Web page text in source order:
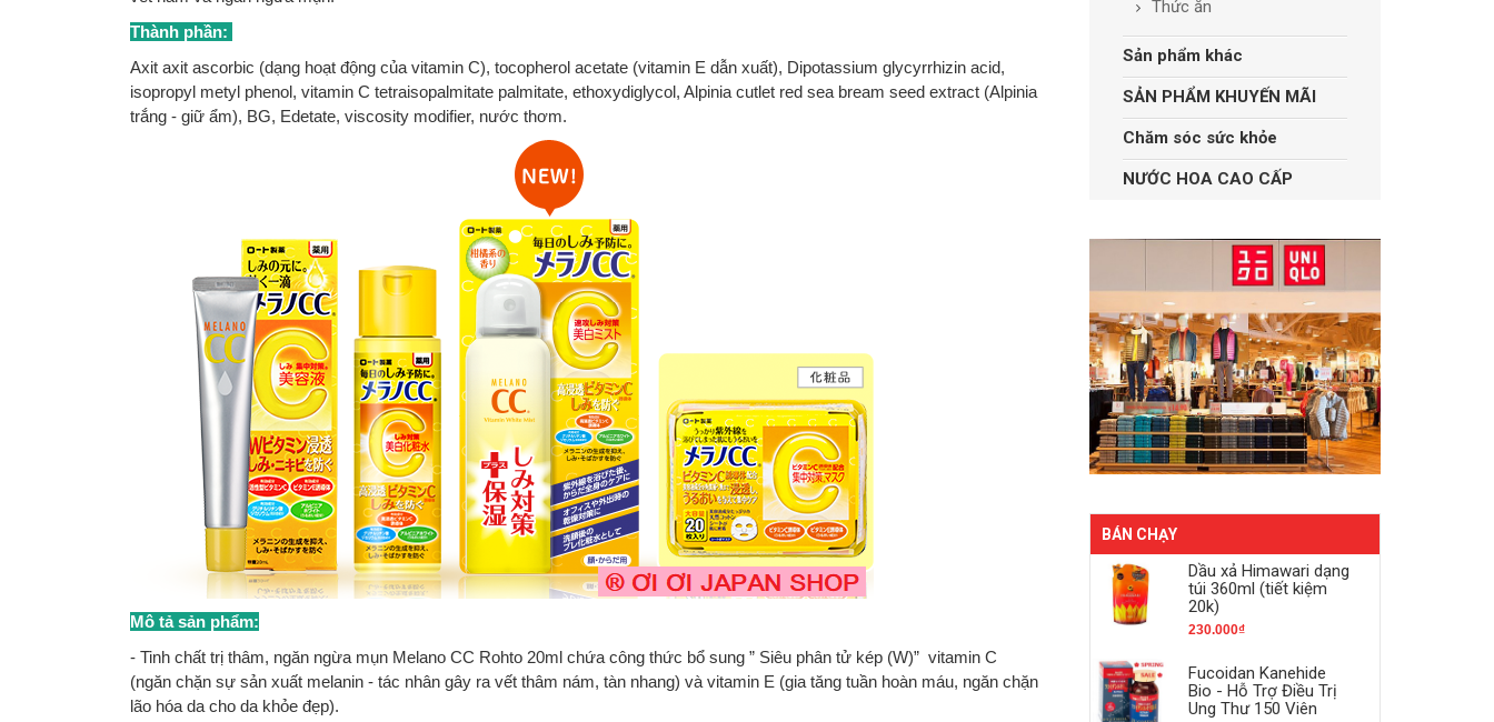
Thành phần:
Axit axit ascorbic (dạng hoạt động của vitamin C), tocopherol acetate (vitamin E dẫn xuất), Dipotassium glycyrrhizin acid,
isopropyl metyl phenol, vitamin C tetraisopalmitate palmitate, ethoxydiglycol, Alpinia cutlet red sea bream seed extract (Alpinia
trắng - giữ ẩm), BG, Edetate, viscosity modifier, nước thơm.
Mô tả sản phẩm:
- Tinh chất trị thâm, ngăn ngừa mụn Melano CC Rohto 20ml chứa công thức bổ sung ” Siêu phân tử kép (W)” vitamin C
(ngăn chặn sự sản xuất melanin - tác nhân gây ra vết thâm nám, tàn nhang) và vitamin E (gia tăng tuần hoàn máu, ngăn chặn
lão hóa da cho da khỏe đẹp).
Thức ăn
Sản phẩm khác
SẢN PHẨM KHUYẾN MÃI
Chăm sóc sức khỏe
NƯỚC HOA CAO CẤP
BÁN CHẠY
Dầu xả Himawari dạng
túi 360ml (tiết kiệm
20k)
230.000₫
Fucoidan Kanehide
Bio - Hỗ Trợ Điều Trị
Ung Thư 150 Viên